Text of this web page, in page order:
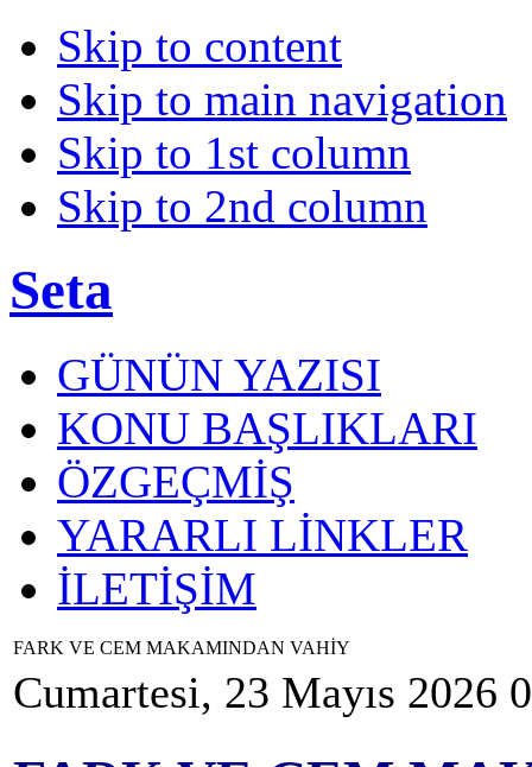
Skip to content
Skip to main navigation
Skip to 1st column
Skip to 2nd column
Seta
GÜNÜN YAZISI
KONU BAŞLIKLARI
ÖZGEÇMİŞ
YARARLI LİNKLER
İLETİŞİM
FARK VE CEM MAKAMINDAN VAHİY
Cumartesi, 23 Mayıs 2026